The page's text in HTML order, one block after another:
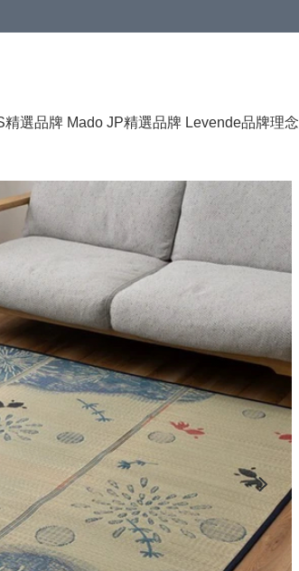
精選品牌 Mado JP精選品牌 Levende品牌理念